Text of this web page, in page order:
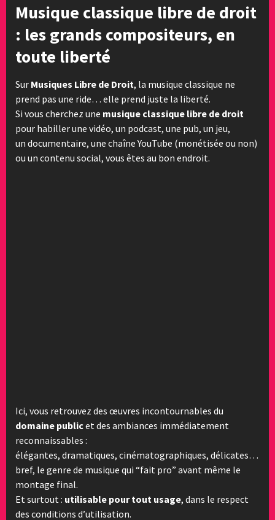
Musique classique libre de droit
: les grands compositeurs, en
toute liberté
Sur Musiques Libre de Droit, la musique classique ne
prend pas une ride… elle prend juste la liberté.
Si vous cherchez une musique classique libre de droit
pour habiller une vidéo, un podcast, une pub, un jeu,
un documentaire, une chaîne YouTube (monétisée ou non)
ou un contenu social, vous êtes au bon endroit.
Ici, vous retrouvez des œuvres incontournables du
domaine publicet des ambiances immédiatement
reconnaissables :
élégantes, dramatiques, cinématographiques, délicates…
bref, le genre de musique qui “fait pro” avant même le
montage final.
Et surtout : utilisable pour tout usage, dans le respect
des conditions d’utilisation.